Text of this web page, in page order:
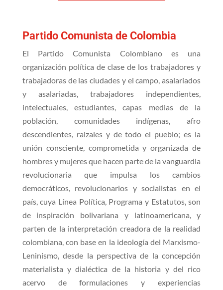
Partido Comunista de Colombia
El Partido Comunista Colombiano es una
organización política de clase de los trabajadores y
trabajadoras de las ciudades y el campo, asalariados
y asalariadas, trabajadores independientes,
intelectuales, estudiantes, capas medias de la
población, comunidades indígenas, afro
descendientes, raizales y de todo el pueblo; es la
unión consciente, comprometida y organizada de
hombres y mujeres que hacen parte de la vanguardia
revolucionaria que impulsa los cambios
democráticos, revolucionarios y socialistas en el
país, cuya Línea Política, Programa y Estatutos, son
de inspiración bolivariana y latinoamericana, y
parten de la interpretación creadora de la realidad
colombiana, con base en la ideología del Marxismo-
Leninismo, desde la perspectiva de la concepción
materialista y dialéctica de la historia y del rico
acervo de formulaciones y experiencias